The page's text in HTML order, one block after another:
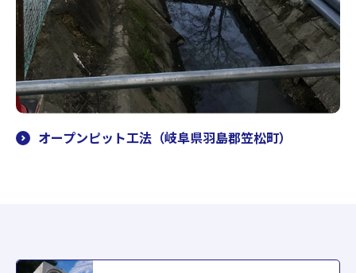
オープンピット工法（岐阜県羽島郡笠松町）